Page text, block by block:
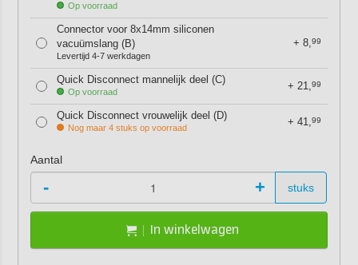
Op voorraad
Connector voor 8x14mm siliconen
vacuümslang (B)
Levertijd 4-7 werkdagen
+ 8,99
Quick Disconnect mannelijk deel (C)
Op voorraad + 21,99
Quick Disconnect vrouwelijk deel (D)
Nog maar 4 stuks op voorraad + 41,99
Aantal
- + stuks
In winkelwagen